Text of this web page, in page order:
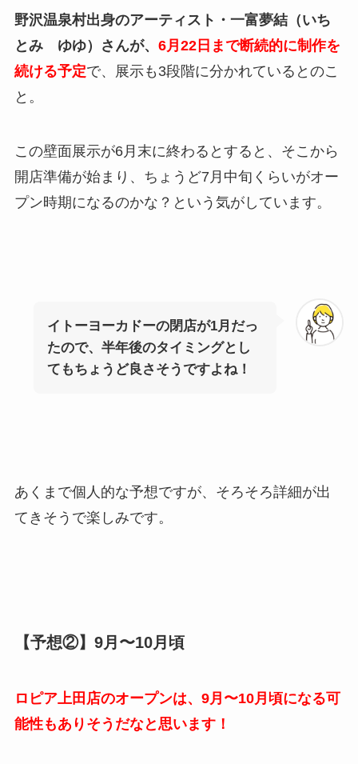
野沢温泉村出身のアーティスト・一富夢結（いち
とみ ゆゆ）さんが、 6月22日まで断続的に制作を
続ける予定で、展示も3段階に分かれているとのこ
と。
この壁面展示が6月末に終わるとすると、そこから
開店準備が始まり、ちょうど7月中旬くらいがオー
プン時期になるのかな？という気がしています。
イトーヨーカドーの閉店が1月だっ
たので、半年後のタイミングとし
てもちょうど良さそうですよね！
あくまで個人的な予想ですが、そろそろ詳細が出
てきそうで楽しみです。
【予想②】9月〜10月頃
ロピア上田店のオープンは、9月〜10月頃になる可
能性もありそうだなと思います！